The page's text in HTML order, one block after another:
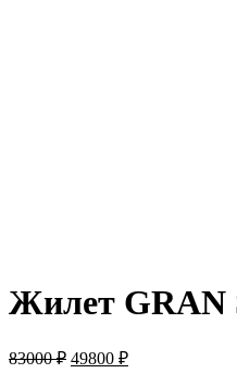
Жилет GRAN
83000₽ 49800 ₽